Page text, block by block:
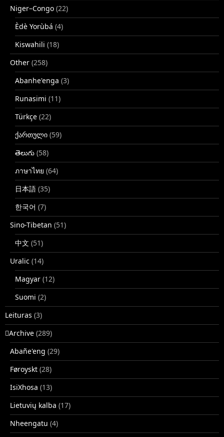
Niger–Congo (22)
Èdè Yorùbá (4)
Kiswahili (18)
Other (258)
Abanhe'enga (3)
Runasimi (11)
Türkçe (22)
ქართული (59)
తెలుగు (58)
ภาษาไทย (64)
日本語 (35)
한국어 (7)
Sino-Tibetan (51)
中文 (51)
Uralic (14)
Magyar (12)
Suomi (2)
Leituras (3)
􏿽Archive (289)
Abañe'eng (29)
Føroyskt (28)
IsiXhosa (13)
Lietuvių kalba (17)
Nheengatu (4)